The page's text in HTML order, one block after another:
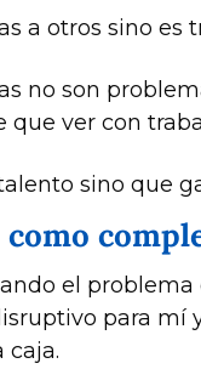
a otros sino
no son
ver con
sino que
el
para mí
caja.